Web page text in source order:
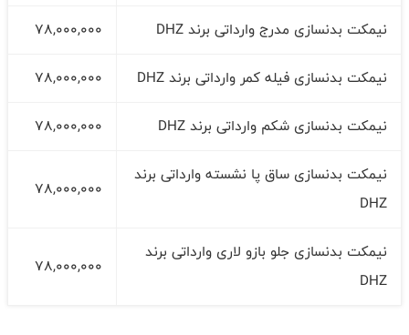
نیمکت بدنسازی مدرج وارداتی برند DHZ
78,000,000
نیمکت بدنسازی فیله کمر وارداتی برند DHZ
78,000,000
نیمکت بدنسازی شکم وارداتی برند DHZ
78,000,000
نیمکت بدنسازی ساق پا نشسته وارداتی برند
DHZ
78,000,000
نیمکت بدنسازی جلو بازو لاری وارداتی برند
DHZ
78,000,000